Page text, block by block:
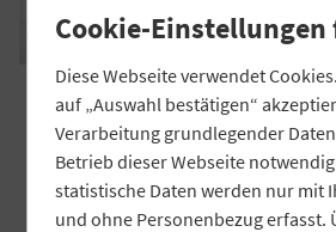
Finanzportale
Angebote nicht: Die
ihren Daten – und
bedrängt, deutlich
abzuschließen.
Artikel lesen
Cookie-
Diese Webseite verwendet
auf „Auswahl bestätigen“
Verarbeitung grundlegender
Betrieb dieser Webseite
statistische Daten werden nur mit
und ohne Personenbezug erfasst.